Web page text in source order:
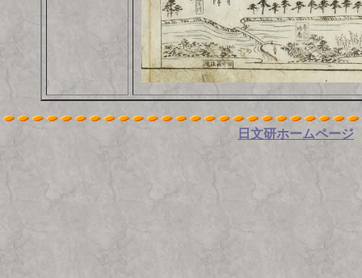
日文研ホームページ